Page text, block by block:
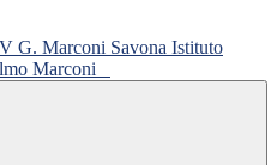
Istituto
Marconi